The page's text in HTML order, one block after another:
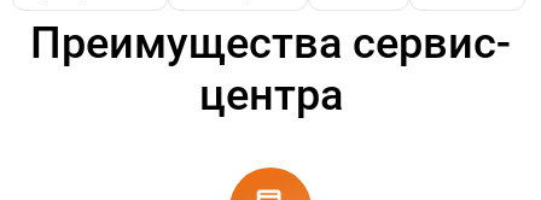
Преимущества сервис-
центра